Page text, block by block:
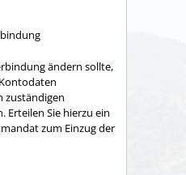
ändern sollte,
zuständigen
Sie hierzu ein
zum Einzug der